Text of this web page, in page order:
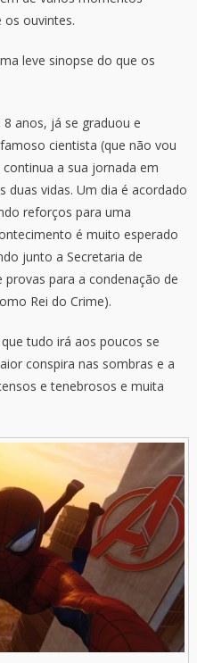
os ouvintes.
leve sinopse do que os
anos, já se graduou e
cientista (que não vou
a sua jornada em
duas vidas. Um dia é acordado
reforços para uma
é muito esperado
junto a Secretaria de
provas para a condenação de
Rei do Crime).
tudo irá aos poucos se
conspira nas sombras e a
e tenebrosos e muita